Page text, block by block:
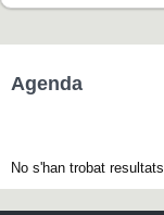
English
Agenda
No s'han trobat resultats